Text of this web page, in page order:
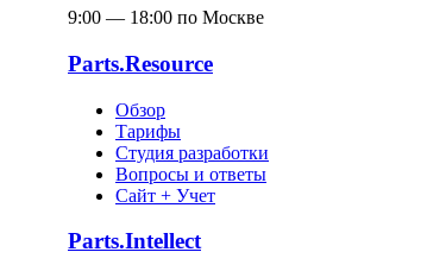
9:00 — 18:00 по Москве
Parts.Resource
Обзор
Тарифы
Студия разработки
Вопросы и ответы
Сайт + Учет
Parts.Intellect